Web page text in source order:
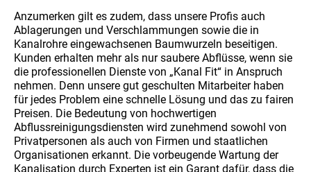
Anzumerken gilt es zudem, dass unsere Profis auch
Ablagerungen und Verschlammungen sowie die in
Kanalrohre eingewachsenen Baumwurzeln beseitigen.
Kunden erhalten mehr als nur saubere Abflüsse, wenn sie
die professionellen Dienste von „Kanal Fit“ in Anspruch
nehmen. Denn unsere gut geschulten Mitarbeiter haben
für jedes Problem eine schnelle Lösung und das zu fairen
Preisen. Die Bedeutung von hochwertigen
Abflussreinigungsdiensten wird zunehmend sowohl von
Privatpersonen als auch von Firmen und staatlichen
Organisationen erkannt. Die vorbeugende Wartung der
Kanalisation durch Experten ist ein Garant dafür, dass die